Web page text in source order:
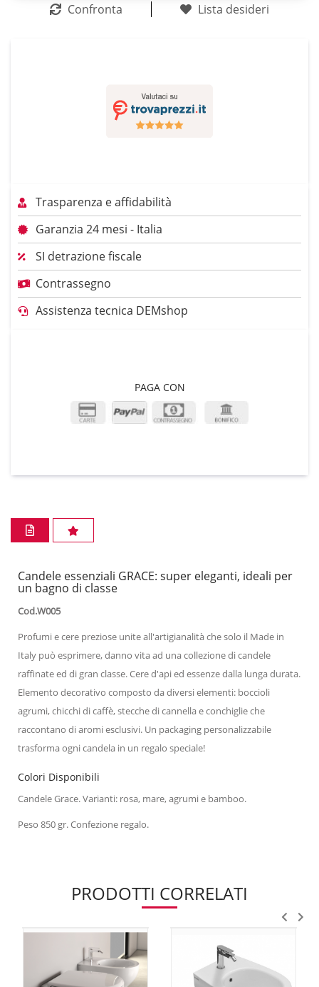
Confronta Lista desideri
Trasparenza e affidabilità
Garanzia 24 mesi - Italia
SI detrazione fiscale
Contrassegno
Assistenza tecnica DEMshop
PAGA CON
Candele essenziali GRACE: super eleganti, ideali per
un bagno di classe
Cod.W005
Profumi e cere preziose unite all'artigianalità che solo il Made in
Italy può esprimere, danno vita ad una collezione di candele
raffinate ed di gran classe. Cere d'api ed essenze dalla lunga durata.
Elemento decorativo composto da diversi elementi: boccioli
agrumi, chicchi di caffè, stecche di cannella e conchiglie che
raccontano di aromi esclusivi. Un packaging personalizzabile
trasforma ogni candela in un regalo speciale!
Colori Disponibili
Candele Grace. Varianti: rosa, mare, agrumi e bamboo.
Peso 850 gr. Confezione regalo.
PRODOTTI CORRELATI